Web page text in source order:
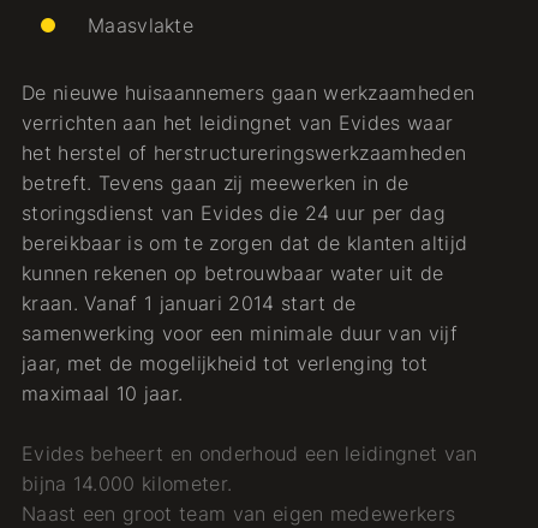
Maasvlakte
De nieuwe huisaannemers gaan werkzaamheden
verrichten aan het leidingnet van Evides waar
het herstel of herstructureringswerkzaamheden
betreft. Tevens gaan zij meewerken in de
storingsdienst van Evides die 24 uur per dag
bereikbaar is om te zorgen dat de klanten altijd
kunnen rekenen op betrouwbaar water uit de
kraan. Vanaf 1 januari 2014 start de
samenwerking voor een minimale duur van vijf
jaar, met de mogelijkheid tot verlenging tot
maximaal 10 jaar.
Evides beheert en onderhoud een leidingnet van
bijna 14.000 kilometer.
Naast een groot team van eigen medewerkers